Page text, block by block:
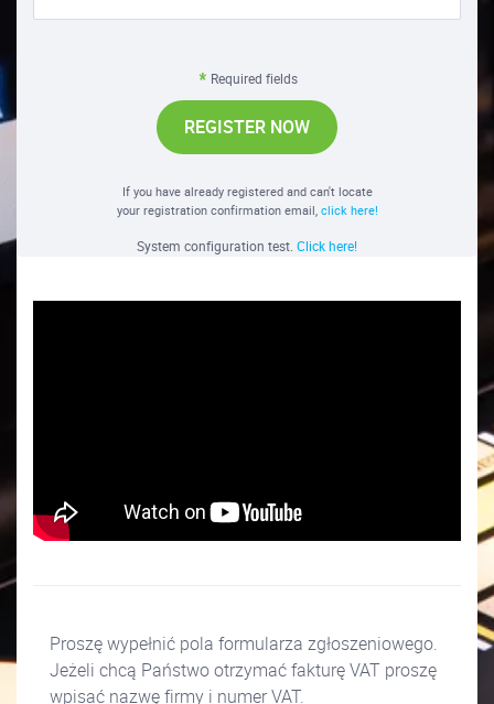
Required fields
REGISTER NOW
If you have already registered and can't locate
your registration confirmation email, click here!
System configuration test. Click here!
Proszę wypełnić pola formularza zgłoszeniowego.
Jeżeli chcą Państwo otrzymać fakturę VAT proszę
wpisać nazwę firmy i numer VAT.